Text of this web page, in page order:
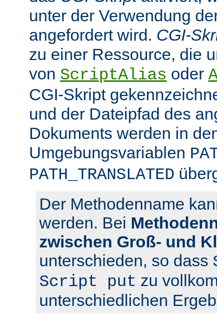
unter der Verwendung
angefordert wird. CGI-
zu einer Ressource, die
von ScriptAlias oder
CGI-Skript
und der Dateipfad des
Dokuments werden in
Umgebungsvariablen
PATH_TRANSLATED
Der Methodenname
werden. Bei
zwischen Groß- und
unterschieden, so dass
Script put zu
unterschiedlichen